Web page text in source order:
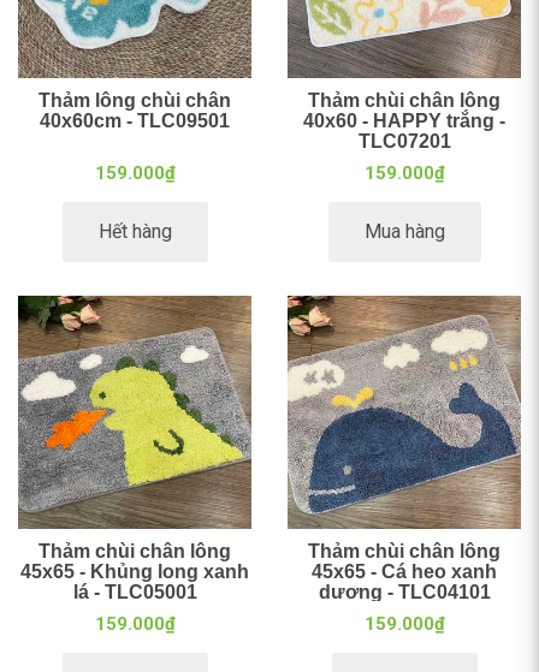
Thảm lông chùi chân
40x60cm - TLC09501
159.000₫
Hết hàng
Thảm chùi chân lông
40x60 - HAPPY trắng -
TLC07201
159.000₫
Mua hàng
Thảm chùi chân lông
45x65 - Khủng long xanh
lá - TLC05001
159.000₫
Thảm chùi chân lông
45x65 - Cá heo xanh
dương - TLC04101
159.000₫